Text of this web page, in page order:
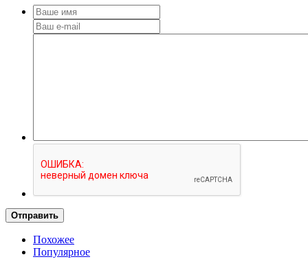
Отправить
Похожее
Популярное